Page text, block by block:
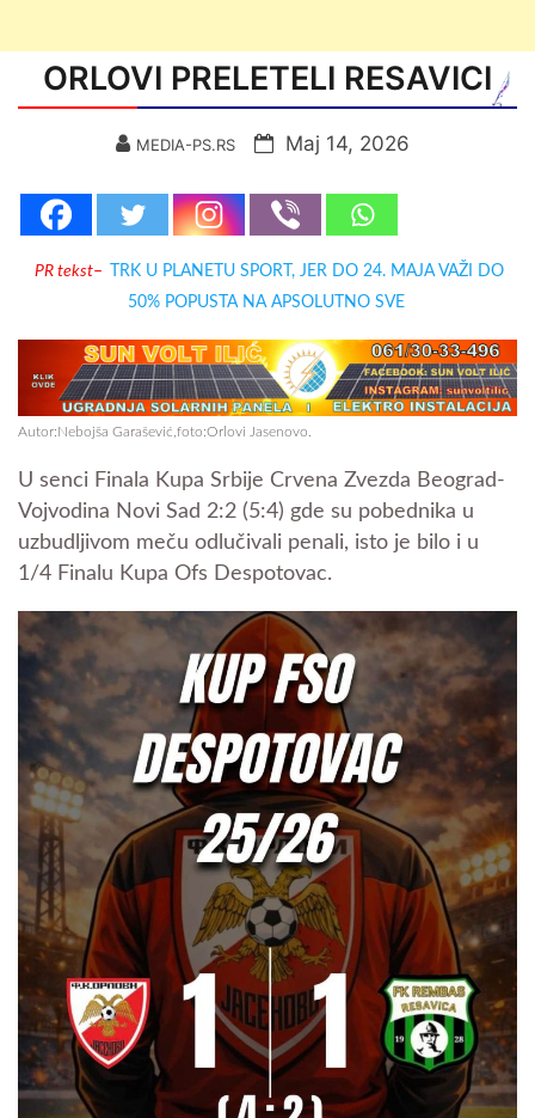
ORLOVI PRELETELI RESAVICI
MEDIA-PS.RS Мај 14, 2026
PR tekst–
TRK U PLANETU SPORT, JER DO 24. MAJA VAŽI DO
50% POPUSTA NA APSOLUTNO SVE
Autor:Nebojša Garašević,foto:Orlovi Jasenovo.
U senci Finala Kupa Srbije Crvena Zvezda Beograd-
Vojvodina Novi Sad 2:2 (5:4) gde su pobednika u
uzbudljivom meču odlučivali penali, isto je bilo i u
1/4 Finalu Kupa Ofs Despotovac.